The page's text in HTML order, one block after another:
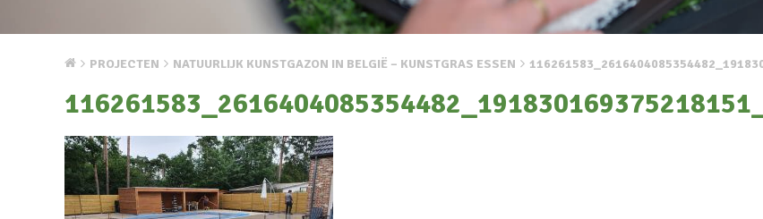
PROJECTEN NATUURLIJK KUNSTGAZON IN BELGIË – KUNSTGRAS ESSEN